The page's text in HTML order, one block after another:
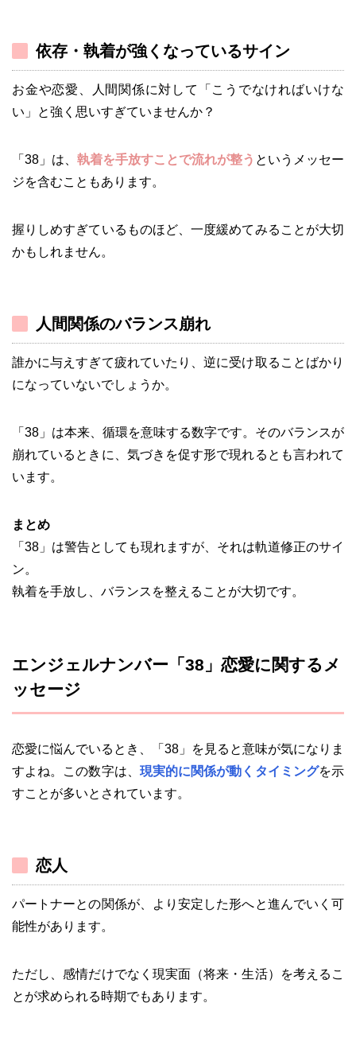
依存・執着が強くなっているサイン
お金や恋愛、人間関係に対して「こうでなければいけな
い」と強く思いすぎていませんか？
「38」は、 執着を手放すことで流れが整う というメッセー
ジを含むこともあります。
握りしめすぎているものほど、一度緩めてみることが大切
かもしれません。
人間関係のバランス崩れ
誰かに与えすぎて疲れていたり、逆に受け取ることばかり
になっていないでしょうか。
「38」は本来、循環を意味する数字です。そのバランスが
崩れているときに、気づきを促す形で現れるとも言われて
います。
まとめ
「38」は警告としても現れますが、それは軌道修正のサイ
ン。
執着を手放し、バランスを整えることが大切です。
エンジェルナンバー「38」恋愛に関するメ
ッセージ
恋愛に悩んでいるとき、「38」を見ると意味が気になりま
すよね。この数字は、 現実的に関係が動くタイミングを示
すことが多いとされています。
恋人
パートナーとの関係が、より安定した形へと進んでいく可
能性があります。
ただし、感情だけでなく現実面（将来・生活）を考えるこ
とが求められる時期でもあります。